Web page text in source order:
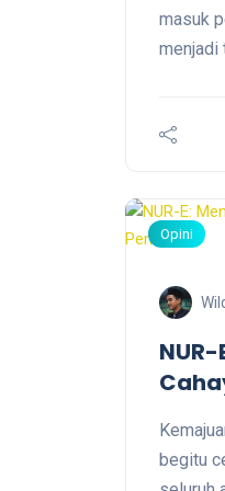
masuk
menjadi
cita-cita
ketaatan."
Opini
begitu